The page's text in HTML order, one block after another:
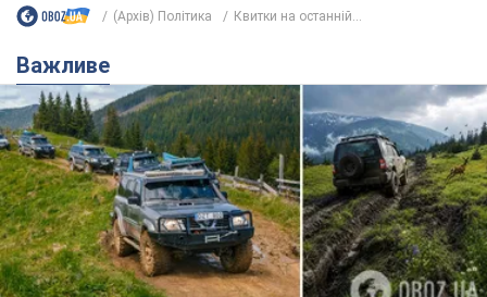
(Архів) Політика Квитки на останній...
Важливе